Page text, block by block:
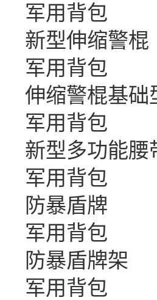
军用背包
新型伸缩警棍
军用背包
伸缩警棍基础
军用背包
新型多功能腰
军用背包
防暴盾牌
军用背包
防暴盾牌架
军用背包